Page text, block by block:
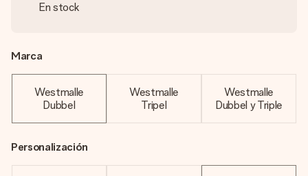
En stock
Marca
Westmalle
Dubbel
Westmalle
Tripel
Westmalle
Dubbel y Triple
Personalización